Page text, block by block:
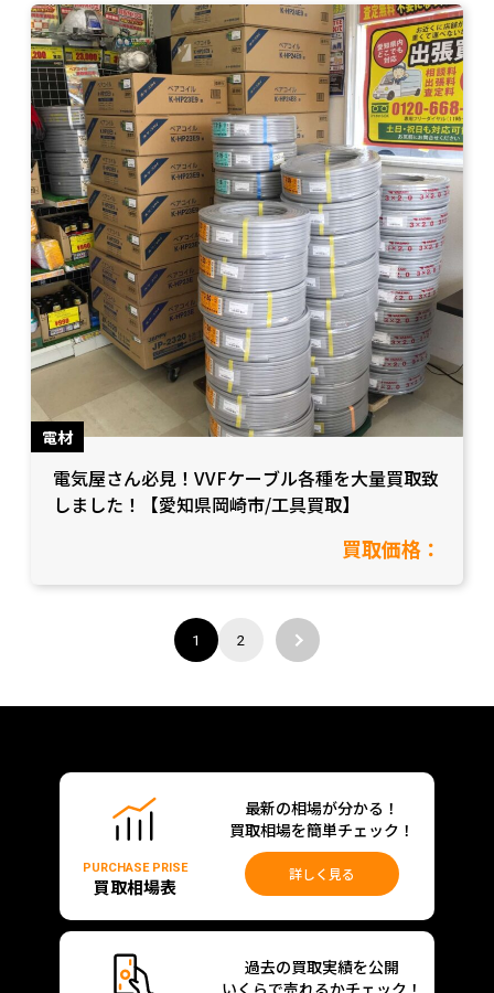
電材
電気屋さん必見！VVFケーブル各種を大量買取致
しました！【愛知県岡崎市/工具買取】
買取価格：
1 2
PURCHASE PRISE
買取相場表
最新の相場が分かる！
買取相場を簡単チェック！
詳しく見る
過去の買取実績を公開